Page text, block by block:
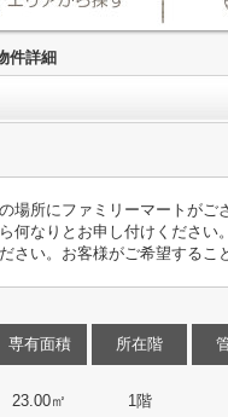
件詳細
場所にファミリーマートが
何なりとお申し付けくださ
さい。お客様がご希望するこ
専有面積
23.00㎡
所在階
1階